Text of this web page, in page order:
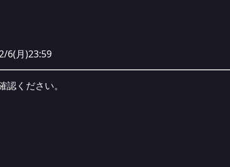
6(月)23:59
ください。